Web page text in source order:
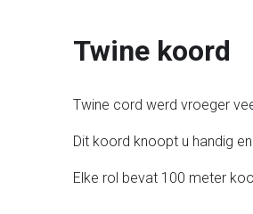
Twine koord
Twine cord werd vroeger
Dit koord knoopt u handig
Elke rol bevat 100 meter